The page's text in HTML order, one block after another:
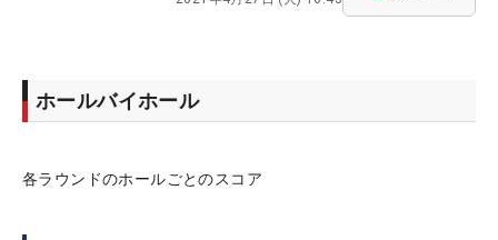
ホールバイホール
各ラウンドのホールごとのスコア